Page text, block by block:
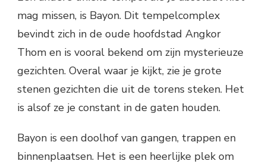
mag missen, is Bayon. Dit tempelcomplex
bevindt zich in de oude hoofdstad Angkor
Thom en is vooral bekend om zijn mysterieuze
gezichten. Overal waar je kijkt, zie je grote
stenen gezichten die uit de torens steken. Het
is alsof ze je constant in de gaten houden.
Bayon is een doolhof van gangen, trappen en
binnenplaatsen. Het is een heerlijke plek om